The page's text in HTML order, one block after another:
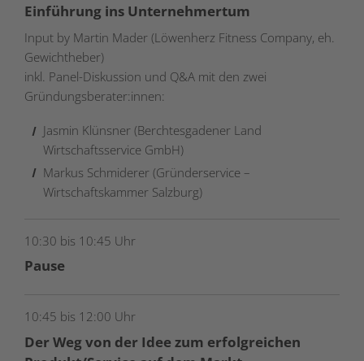
Einführung ins Unternehmertum
Input by Martin Mader (Löwenherz Fitness Company, eh.
Gewichtheber)
inkl. Panel-Diskussion und Q&A mit den zwei
Gründungsberater:innen:
Jasmin Klünsner (Berchtesgadener Land
Wirtschaftsservice GmbH)
Markus Schmiderer (Gründerservice –
Wirtschaftskammer Salzburg)
10:30 bis 10:45 Uhr
Pause
10:45 bis 12:00 Uhr
Der Weg von der Idee zum erfolgreichen